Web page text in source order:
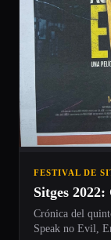
FESTIVAL DE
Sitges
Crónica del
Speak no Evil,